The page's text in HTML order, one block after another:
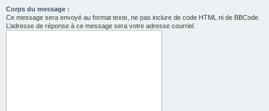
Corps du message :
Ce message sera envoyé au format texte, ne pas inclure de code HTML ni de BBCode.
L’adresse de réponse à ce message sera votre adresse courriel.